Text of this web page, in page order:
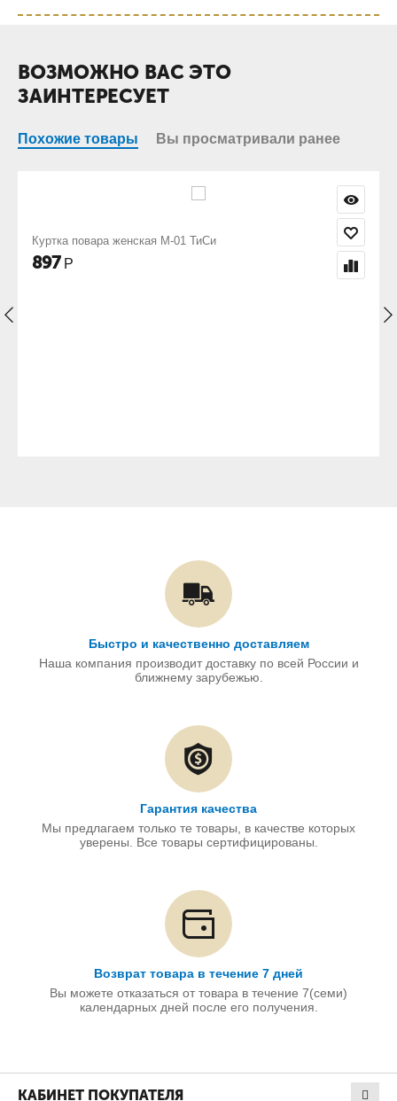
ВОЗМОЖНО ВАС ЭТО
ЗАИНТЕРЕСУЕТ
Похожие товары Вы просматривали ранее
Куртка повара женская М-01 ТиСи
897 Р
Быстро и качественно доставляем
Наша компания производит доставку по всей России и
ближнему зарубежью.
Гарантия качества
Мы предлагаем только те товары, в качестве которых
уверены. Все товары сертифицированы.
Возврат товара в течение 7 дней
Вы можете отказаться от товара в течение 7(семи)
календарных дней после его получения.
КАБИНЕТ ПОКУПАТЕЛЯ